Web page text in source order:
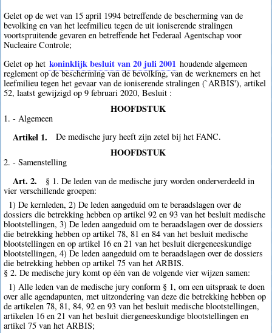
Gelet op de wet van 15 april 1994 betreffende de bescherming van de
bevolking en van het leefmilieu tegen de uit ioniserende stralingen
voortspruitende gevaren en betreffende het Federaal Agentschap voor
Nucleaire Controle;
Gelet op het koninklijk besluit van 20 juli 2001 houdende algemeen
reglement op de bescherming van de bevolking, van de werknemers en het
leefmilieu tegen het gevaar van de ioniserende stralingen (`ARBIS'), artikel
52, laatst gewijzigd op 9 februari 2020, Besluit :
HOOFDSTUK
1. - Algemeen
Artikel 1. De medische jury heeft zijn zetel bij het FANC.
HOOFDSTUK
2. - Samenstelling
Art. 2.
§ 1. De leden van de medische jury worden onderverdeeld in
vier verschillende groepen:
1) De kernleden, 2) De leden aangeduid om te beraadslagen over de
dossiers die betrekking hebben op artikel 92 en 93 van het besluit medische
blootstellingen, 3) De leden aangeduid om te beraadslagen over de dossiers
die betrekking hebben op artikel 78, 81 en 84 van het besluit medische
blootstellingen en op artikel 16 en 21 van het besluit diergeneeskundige
blootstellingen, 4) De leden aangeduid om te beraadslagen over de dossiers
die betrekking hebben op artikel 75 van het ARBIS.
§ 2. De medische jury komt op één van de volgende vier wijzen samen:
1) Alle leden van de medische jury conform § 1, om een uitspraak te doen
over alle agendapunten, met uitzondering van deze die betrekking hebben op
de artikelen 78, 81, 84, 92 en 93 van het besluit medische blootstellingen,
artikelen 16 en 21 van het besluit diergeneeskundige blootstellingen en
artikel 75 van het ARBIS;